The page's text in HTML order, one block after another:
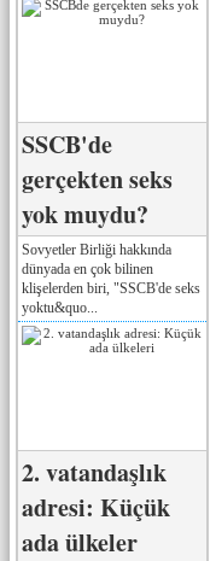
SSCB'de
gerçekten seks
yok muydu?
Sovyetler Birliği hakkında
dünyada en çok bilinen
klişelerden biri, "SSCB'de seks
yoktu&quo...
2. vatandaşlık
adresi: Küçük
ada ülkeler